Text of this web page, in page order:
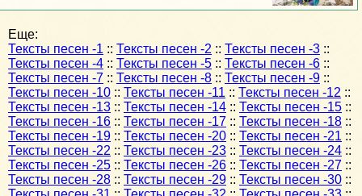
Еще:
Тексты песен -1 :: Тексты песен -2 :: Тексты песен -3 ::
Тексты песен -4 :: Тексты песен -5 :: Тексты песен -6 ::
Тексты песен -7 :: Тексты песен -8 :: Тексты песен -9 ::
Тексты песен -10 :: Тексты песен -11 :: Тексты песен -12 ::
Тексты песен -13 :: Тексты песен -14 :: Тексты песен -15 ::
Тексты песен -16 :: Тексты песен -17 :: Тексты песен -18 ::
Тексты песен -19 :: Тексты песен -20 :: Тексты песен -21 ::
Тексты песен -22 :: Тексты песен -23 :: Тексты песен -24 ::
Тексты песен -25 :: Тексты песен -26 :: Тексты песен -27 ::
Тексты песен -28 :: Тексты песен -29 :: Тексты песен -30 ::